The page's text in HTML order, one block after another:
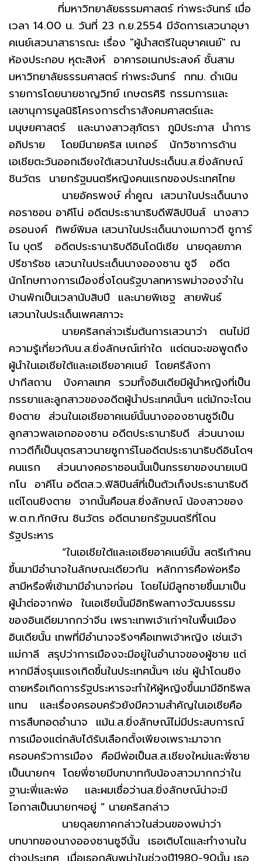
ที่มหาวิทยาลัยธรรมศาสตร์ ท่าพระจันทร์ เมื่อ
เวลา 14.00 น. วันที่ 23 ก.ย.2554 มีจัดการเสวนาอุษา
คเนย์เสวนาสาธารณะ เรื่อง "ผู้นำสตรีในอุษาคเนย์" ณ
ห้องประกอบ หุตะสิงห์ อาคารอเนกประสงค์ ชั้นสาม
มหาวิทยาลัยธรรมศาสตร์ ท่าพระจันทร์ กทม. ดำเนิน
รายการโดยนายชาญวิทย์ เกษตรศิริ กรรมการและ
เลขานุการมูลนิธิโครงการตำราสังคมศาสตร์และ
มนุษยศาสตร์ และนางสาวสุภัตรา ภูมิประภาส นำการ
อภิปราย โดยมีนายคริส เบเกอร์ นักวิชาการด้าน
เอเชียตะวันออกเฉียงใต้เสวนาในประเด็นน.ส.ยิ่งลักษณ์
ชินวัตร นายกรัฐมนตรีหญิงคนแรกของประเทศไทย
นายอัครพงษ์ ค่ำคูณ เสวนาในประเด็นนาง
คอราซอน อาคีโน่ อดีตประธานาธิบดีฟิลิปปินส์ นางสาว
อรอนงค์ ทิพย์พิมล เสวนาในประเด็นนางเมกาวตี ซูการ์
โน บุตรี อดีตประธานาธิบดีอินโดนีเซีย นายดุลยภาค
ปรีชารัชช เสวนาในประเด็นนางอองซาน ซูจี อดีต
นักโทษทางการเมืองซึ่งโดนรัฐบาลทหารพม่าจองจำใน
บ้านพักเป็นเวลานับสิบปี และนายพิเชฐ สายพันธ์
เสวนาในประเด็นเพศสภาวะ
นายคริสกล่าวเริ่มต้นการเสวนาว่า ตนไม่มี
ความรู้เกี่ยวกับน.ส.ยิ่งลักษณ์เท่าใด แต่ตนจะขอพูดถึง
ผู้นำในเอเชียใต้และเอเชียอาคเนย์ โดยศรีลังกา
ปากีสถาน บังคาลเทศ รวมทั้งอินเดียมีผู้นำหญิงที่เป็น
ภรรยาและลูกสาวของอดีตผู้นำประเทศนั้นๆ แต่มักจะโดน
ยิงตาย ส่วนในเอเชียอาคเนย์นั้นนางอองซานซูจีเป็น
ลูกสาวพลเอกอองซาน อดีตประธานาธิบดี ส่วนนางเม
กาวตีก็เป็นบุตรสาวนายซูการ์โนอดีตประธานาธิบดีอินโดฯ
คนแรก ส่วนนางคอราซอนนั้นเป็นภรรยาของนายเบนิ
กโน อาคีโน อดีตส.ว.ฟิลิปินส์ที่เป็นตัวเก็งประธานาธิบดี
แต่โดนยิงตาย จากนั้นคือนส.ยิ่งลักษณ์ น้องสาวของ
พ.ต.ท.ทักษิณ ชินวัตร อดีตนายกรัฐมนตรีที่โดน
รัฐประหาร
“ในเอเชียใต้และเอเชียอาคเนย์นั้น สตรีเก้าคน
ขึ้นมามีอำนาจในลักษณะเดียวกัน หลักการคือพ่อหรือ
สามีหรือพี่เข้ามามีอำนาจก่อน โดยไม่มีลูกชายขึ้นมาเป็น
ผู้นำต่อจากพ่อ ในเอเชียนั้นมีอิทธิพลทางวัฒนธรรม
ของอินเดียมากกว่าจีน เพราะเทพเจ้าเก่าๆในพื้นเมือง
อินเดียนั้น เทพที่มีอำนาจจริงๆคือเทพเจ้าหญิง เช่นเจ้า
แม่กาลี สรุปว่าการเมืองจะมีอยู่ในอำนาจของผู้ชาย แต่
หากมีสิ่งรุนแรงเกิดขึ้นในประเทศนั้นๆ เช่น ผู้นำโดนยิง
ตายหรือเกิดการรัฐประหารจะทำให้ผู้หญิงขึ้นมามีอิทธิพล
แทน และเรื่องครอบครัวยังมีความสำคัญในเอเชียคือ
การสืบทอดอำนาจ แม้น.ส.ยิ่งลักษณ์ไม่มีประสบการณ์
การเมืองแต่กลับได้รับเลือกตั้งเพียงเพราะมาจาก
ครอบครัวการเมือง คือมีพ่อเป็นส.ส.เชียงใหม่และพี่ชาย
เป็นนายกฯ โดยพี่ชายมีบทบาทกับน้องสาวมากกว่าใน
ฐานะพี่และพ่อ และผมเชื่อว่านส.ยิ่งลักษณ์น่าจะมี
โอกาสเป็นนายกฯอยู่ ” นายคริสกล่าว
นายดุลยภาคกล่าวในส่วนของพม่าว่า
บทบาทของนางอองซานซูจีนั้น เธอเติบโตและทำงานใน